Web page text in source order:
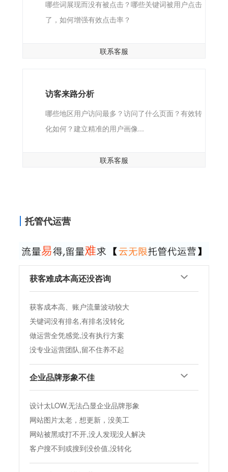
哪些词展现而没有被点击？哪些关键词被用户点击
了，如何增强有效点击率？
联系客服
访客来路分析
哪些地区用户访问最多？访问了什么页面？有效转
化如何？建立精准的用户画像...
联系客服
托管代运营
获客难成本高还没咨询
企业品牌形象不佳
没团队又不懂运营
桓台托管代运营
中涛营销助力桓台企业网站优化
立刻咨询